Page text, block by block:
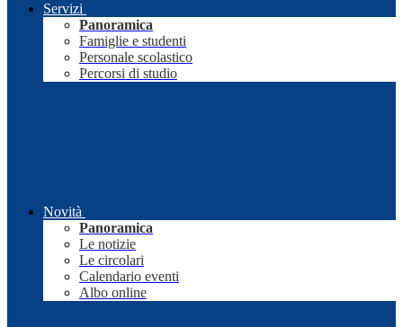
Servizi
Panoramica
Famiglie e studenti
Personale scolastico
Percorsi di studio
Novità
Panoramica
Le notizie
Le circolari
Calendario eventi
Albo online